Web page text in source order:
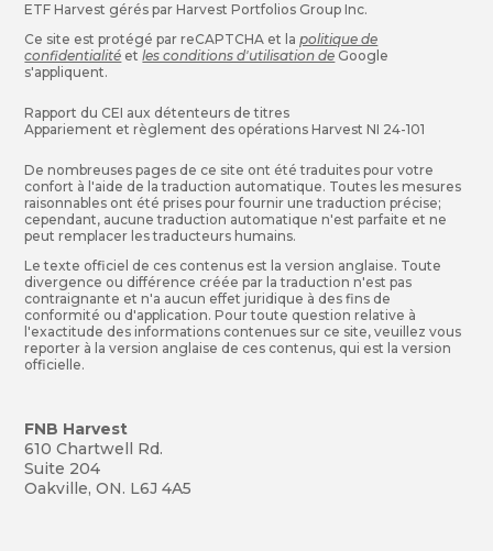
ETF Harvest gérés par Harvest Portfolios Group Inc.
Ce site est protégé par reCAPTCHA et lapolitique de
confidentialité etles conditions d'utilisation de Google
s'appliquent.
Rapport du CEI aux détenteurs de titres
Appariement et règlement des opérations Harvest NI 24-101
De nombreuses pages de ce site ont été traduites pour votre
confort à l'aide de la traduction automatique. Toutes les mesures
raisonnables ont été prises pour fournir une traduction précise;
cependant, aucune traduction automatique n'est parfaite et ne
peut remplacer les traducteurs humains.
Le texte officiel de ces contenus est la version anglaise. Toute
divergence ou différence créée par la traduction n'est pas
contraignante et n'a aucun effet juridique à des fins de
conformité ou d'application. Pour toute question relative à
l'exactitude des informations contenues sur ce site, veuillez vous
reporter à la version anglaise de ces contenus, qui est la version
officielle.
FNB Harvest
610 Chartwell Rd.
Suite 204
Oakville, ON. L6J 4A5